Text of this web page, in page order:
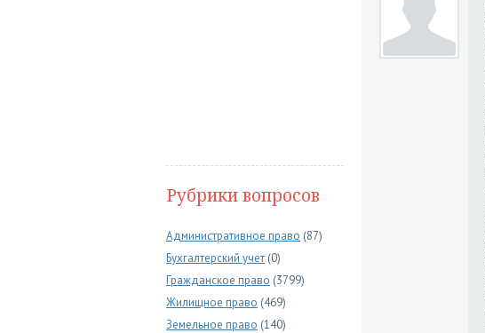
Рубрики вопросов
Административное право (87)
Бухгалтерский учет (0)
Гражданское право (3799)
Жилищное право (469)
Земельное право (140)